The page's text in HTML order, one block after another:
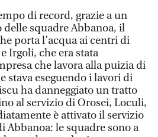
di record, grazie a un
squadre Abbanoa, il
porta l’acqua ai centri di
Irgoli, che era stata
che lavora alla puizia di
stava eseguendo i lavori di
ha danneggiato un tratto
al servizio di Orosei, Loculi,
è attivato il servizio
le squadre sono a